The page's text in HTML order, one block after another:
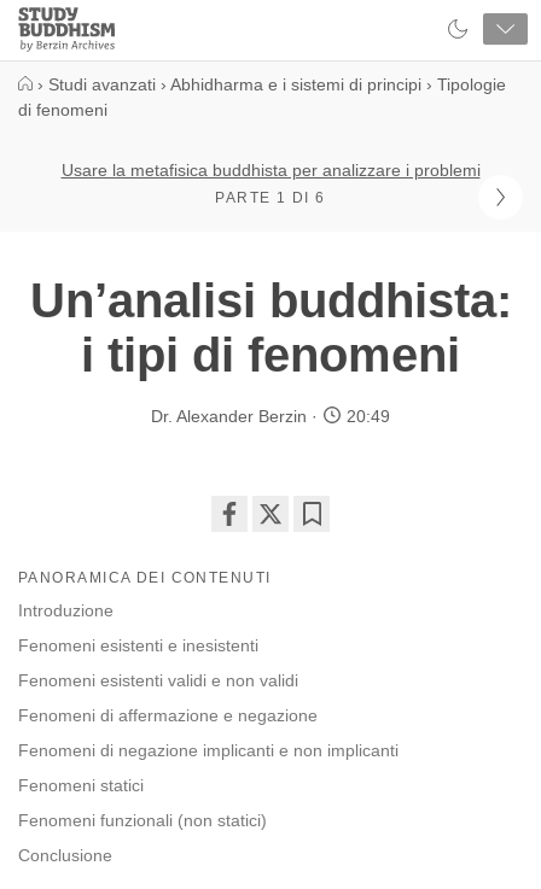
Close
Study
Buddhism
› Studi avanzati › Abhidharma e i sistemi di principi › Tipologie
di fenomeni
Usare la metafisica buddhista per analizzare i problemi
PARTE 1 DI 6
Un’analisi buddhista:
i tipi di fenomeni
Dr. Alexander Berzin 20:49
on
PANORAMICA DEI CONTENUTI
Introduzione
Fenomeni esistenti e inesistenti
Fenomeni esistenti validi e non validi
Fenomeni di affermazione e negazione
Fenomeni di negazione implicanti e non implicanti
Fenomeni statici
Fenomeni funzionali (non statici)
Conclusione